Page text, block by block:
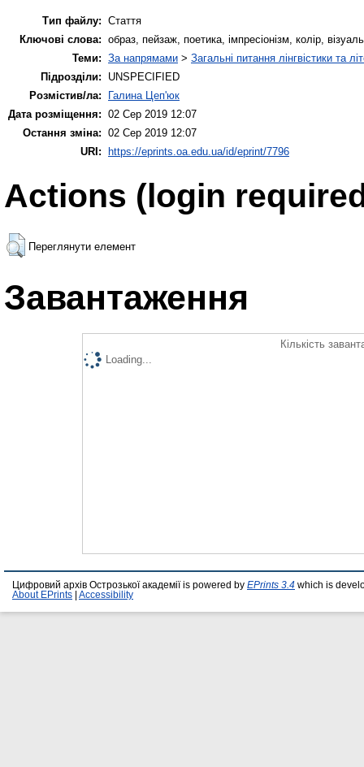
Тип файлу: Стаття
Ключові слова: образ, пейзаж, поетика, імпресіонізм, колір,
Теми: За напрямами > Загальні питання лінгвістики та
Підрозділи:
UNSPECIFIED
Розмістив/ла:
Галина Цеп'юк
Дата розміщення: 02 Сер 2019 12:07
Остання зміна: 02 Сер 2019 12:07
URI: https://eprints.oa.edu.ua/id/eprint/7796
Actions (login
Переглянути елемент
Завантаження
Кількість
Loading...
Цифровий архів Острозької академії is powered by EPrints 3.4 which is
About EPrints
Accessibility